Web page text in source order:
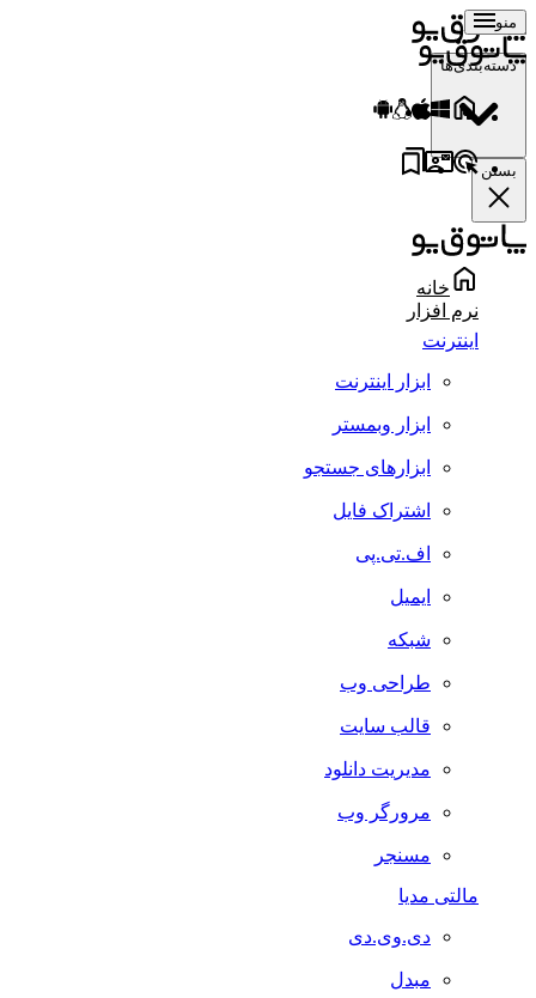
منو
دسته‌بندی‌ها
بستن
خانه
نرم افزار
اینترنت
ابزار اینترنت
ابزار وبمستر
ابزارهای جستجو
اشتراک فایل
اف.تی.پی
ایمیل
شبکه
طراحی وب
قالب سایت
مدیریت دانلود
مرورگر وب
مسنجر
مالتی مدیا
دی.وی.دی
مبدل